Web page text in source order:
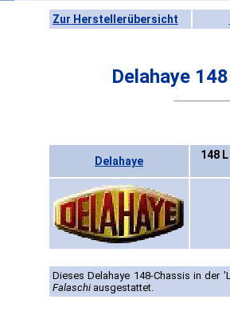
Zur Herstellerübersicht
Delahaye
Delahaye
148
Dieses Delahaye 148-Chassis in der
Falaschi ausgestattet.